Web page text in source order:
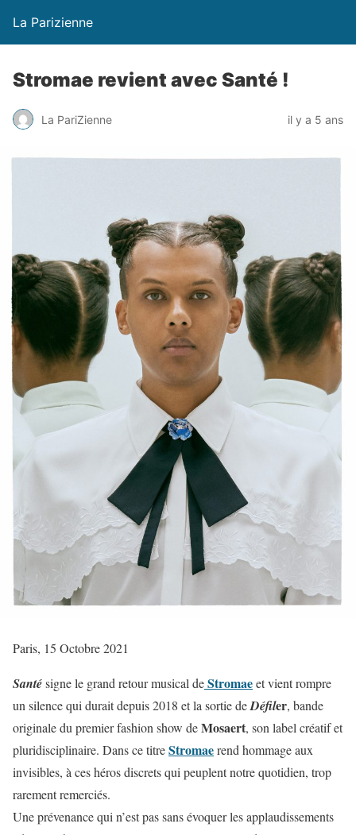
La Parizienne
Stromae revient avec Santé !
La PariZienne il y a 5 ans
Paris, 15 Octobre 2021
Santésigne le grand retour musical deStromaeet vient rompre
un silence qui durait depuis 2018 et la sortie deDéfiler, bande
originale du premier fashion show deMosaert, son label créatif et
pluridisciplinaire. Dans ce titreStromaerend hommage aux
invisibles, à ces héros discrets qui peuplent notre quotidien, trop
rarement remerciés.
Une prévenance qui n’est pas sans évoquer les applaudissements